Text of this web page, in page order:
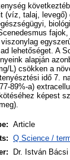
(víz, talaj,
viszonylag
lehetőséget. A
alapján
L) csökken a
idő 7.
89%-a)
képest
Article
Q Science /
Dr. István Bácsi